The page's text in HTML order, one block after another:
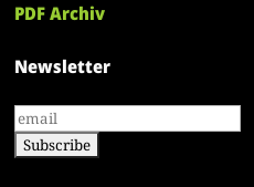
PDF Archiv
Newsletter